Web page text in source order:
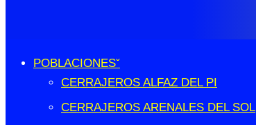
POBLACIONES
CERRAJEROS ALFAZ DEL PI
CERRAJEROS ARENALES DEL SOL